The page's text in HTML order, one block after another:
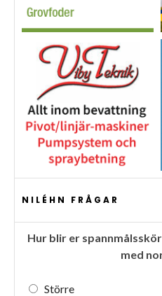
NILÉHN FRÅGAR
Hur blir er
med
Större